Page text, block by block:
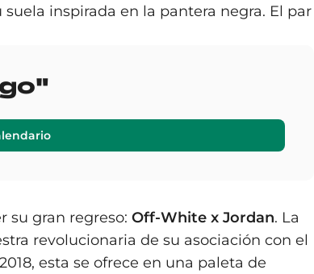
inspirada en la pantera negra. El par
su gran regreso: Off-White x Jordan. La
revolucionaria de su asociación con el
esta se ofrece en una paleta de